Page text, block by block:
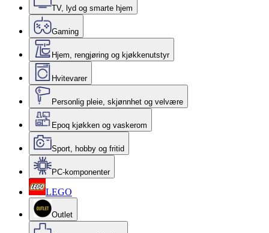
TV, lyd og smarte hjem
Gaming
Hjem, rengjøring og kjøkkenutstyr
Hvitevarer
Personlig pleie, skjønnhet og velvære
Epoq kjøkken og vaskerom
Sport, hobby og fritid
PC-komponenter
LEGO
Outlet